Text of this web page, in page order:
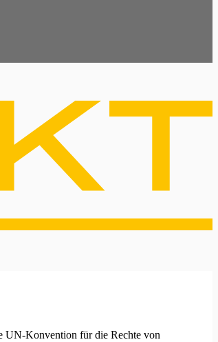
UN-Konvention für die Rechte von